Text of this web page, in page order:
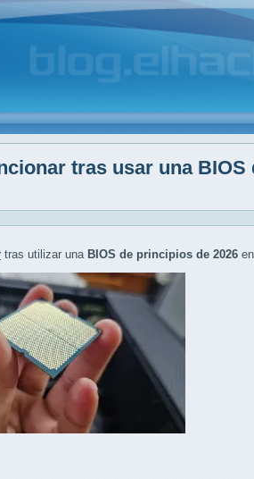
tras usar una
tras utilizar una BIOS de principios de 2026